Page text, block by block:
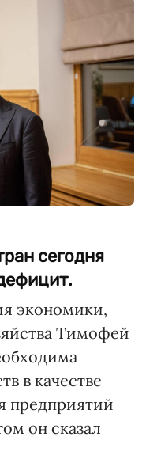
сегодня
экономики,
Тимофей
в качестве
предприятий
он сказал